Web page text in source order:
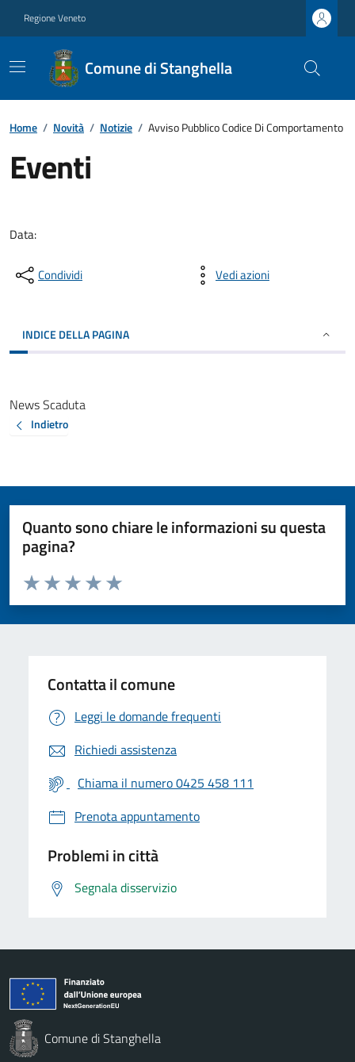
Regione Veneto
Comune di Stanghella
Home / Novità / Notizie / Avviso Pubblico Codice Di Comportamento
Eventi
Data:
Condividi Vedi azioni
INDICE DELLA PAGINA
News Scaduta
Indietro
Quanto sono chiare le informazioni su questa
pagina?
Valuta da 1 a 5 stelle la pagina
Valuta 5 stelle su 5
Valuta 4 stelle su 5
Valuta 3 stelle su 5
Valuta 2 stelle su 5
Valuta 1 stelle su 5
Contatta il comune
Leggi le domande frequenti
Richiedi assistenza
Chiama il numero 0425 458 111
Prenota appuntamento
Problemi in città
Segnala disservizio
Comune di Stanghella